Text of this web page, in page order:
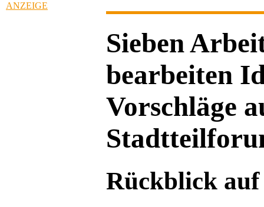
ANZEIGE
Sieben
bearbeiten
Vorschläge
Rückblick auf